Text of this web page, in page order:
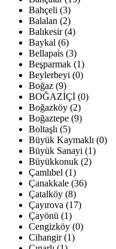
Bahçeli (3)
Balalan (2)
Balıkesir (4)
Baykal (6)
Bellapais (3)
Beşparmak (1)
Beylerbeyi (0)
Boğaz (9)
BOĞAZİÇİ (0)
Boğazköy (2)
Boğaztepe (9)
Boltaşlı (5)
Büyük Kaymaklı (0)
Büyük Sanayi (1)
Büyükkonuk (2)
Çamlıbel (1)
Çanakkale (36)
Çatalköy (8)
Çayırova (17)
Çayönü (1)
Cengizköy (0)
Cihangir (1)